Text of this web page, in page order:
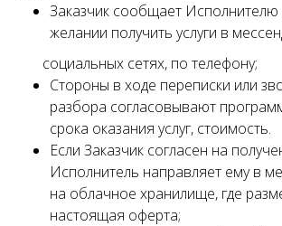
Заказчик сообщает
желании получить услуги в
социальных сетях, по телефону;
Стороны в ходе переписки или
разбора согласовывают
срока оказания услуг, стоимость.
Если Заказчик согласен на
Исполнитель направляет ему в
на облачное хранилище, где
настоящая оферта;